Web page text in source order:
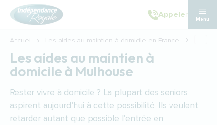
Aller au contenu principal
Appeler
Menu
Accueil Les aides au maintien à domicile en France ...
Les aides au maintien à
domicile à Mulhouse
Rester vivre à domicile ? La plupart des seniors
aspirent aujourd’hui à cette possibilité. Ils veulent
retarder autant que possible l’entrée en